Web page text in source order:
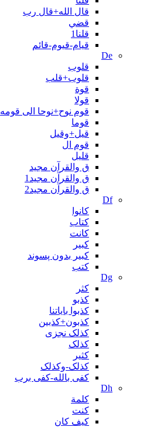
قال الله+قال رب
قضي
قلنا1
قیام-قیوم-قائم
De
قلوب
قلوب+قلب
قوة
قولا
قوم نوح+نوحا الی قومه
قوما
قیل+وقیل
قوم ال
قلیل
ق والقرآن مجید
ق والقرآن مجید1
ق والقرآن مجید2
Df
کانوا
کتاب
کانت
کبیر
کبیر بدون پسوند
کتب
Dg
کثر
کذبو
کذبوا بایاتنا
کذبون+کذبین
کذلک نجزی
کذلک
کثیر
کذلک-وکذلک
کفی بالله-کفی برب
Dh
کلمة
کنت
کیف کان